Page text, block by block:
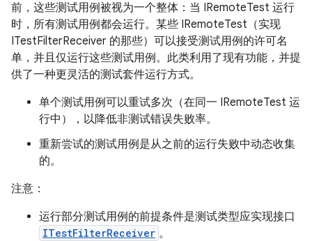
前，这些测试用例被视为一个整体：当 IRemoteTest 运行
时，所有测试用例都会运行。某些 IRemoteTest（实现
ITestFilterReceiver 的那些）可以接受测试用例的许可名
单，并且仅运行这些测试用例。此类利用了现有功能，并提
供了一种更灵活的测试套件运行方式。
单个测试用例可以重试多次（在同一 IRemoteTest 运
行中），以降低非测试错误失败率。
重新尝试的测试用例是从之前的运行失败中动态收集
的。
注意：
运行部分测试用例的前提条件是测试类型应实现接口
ITestFilterReceiver 。